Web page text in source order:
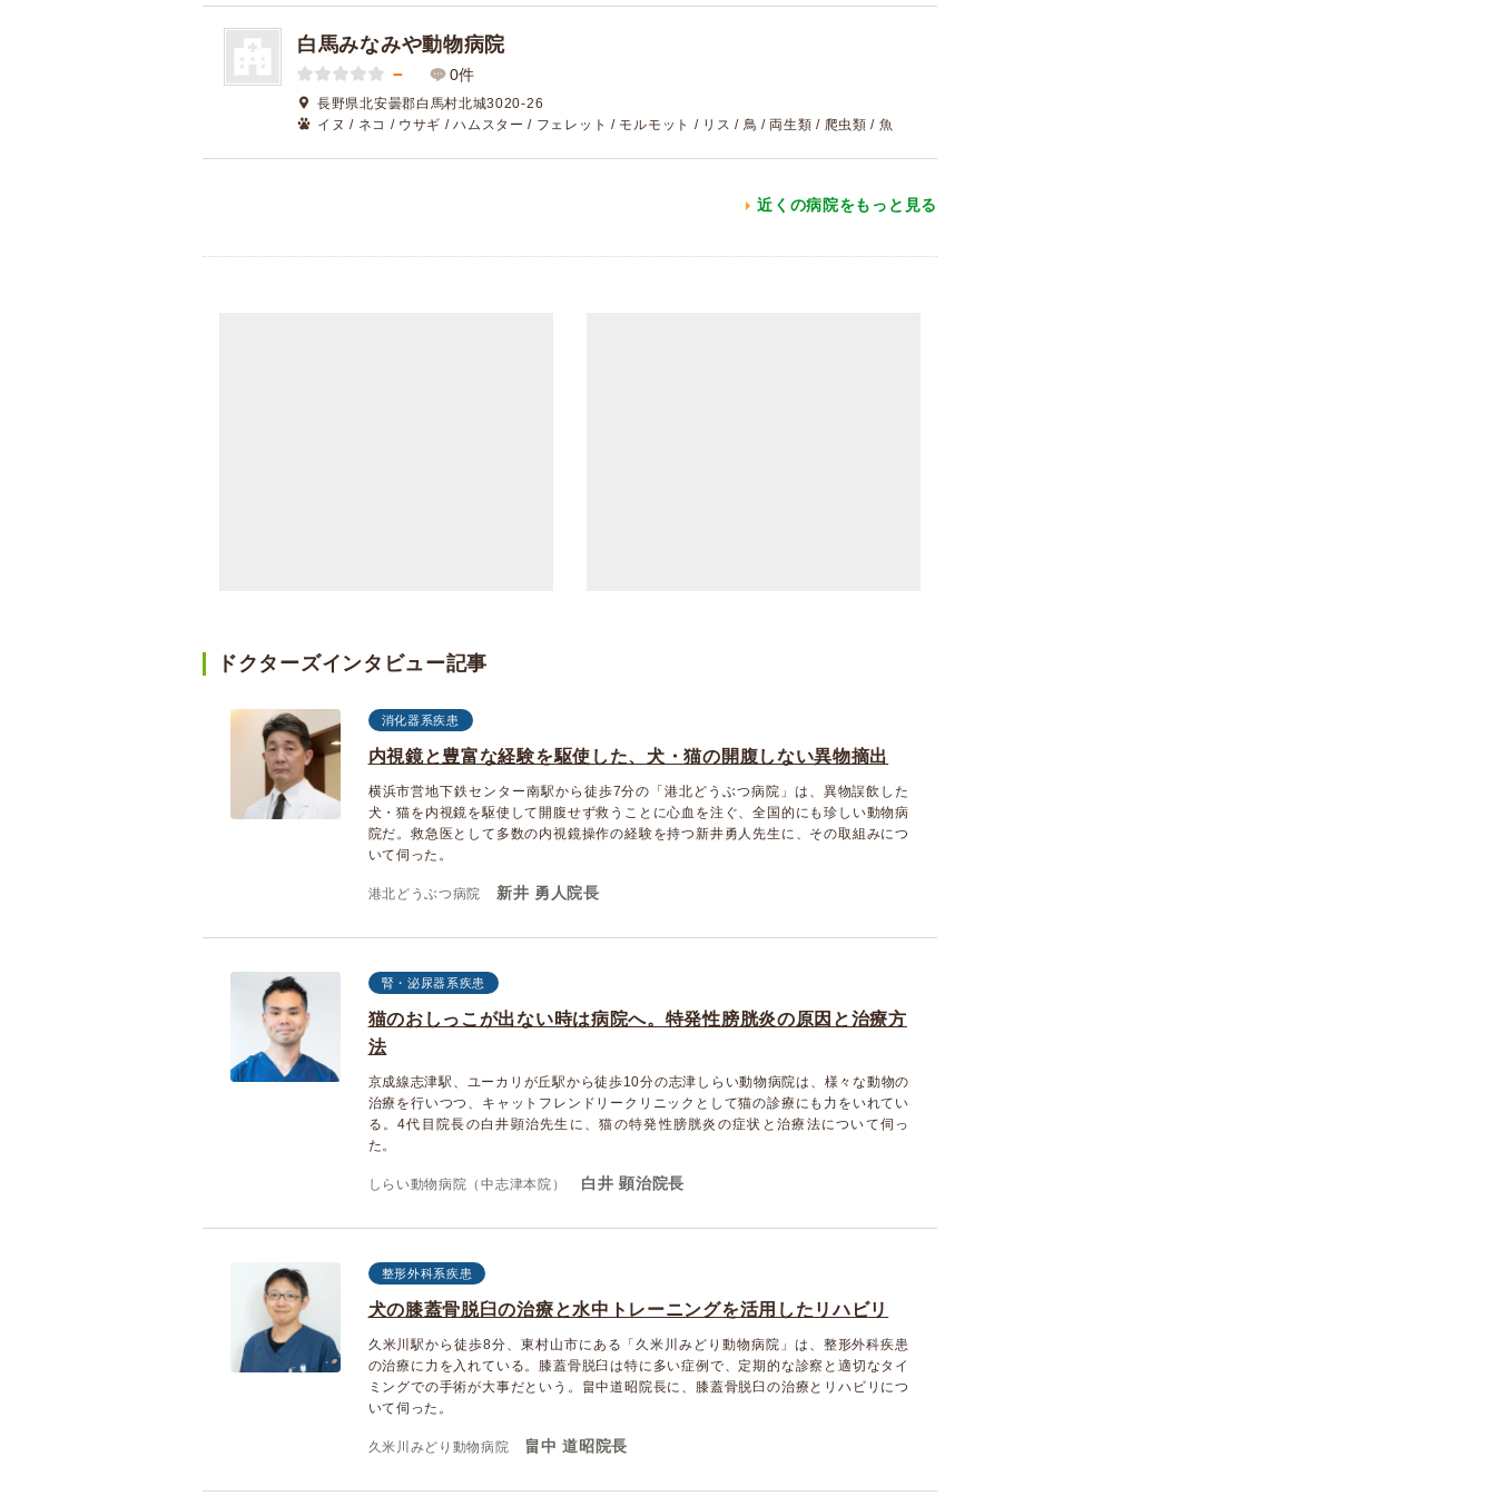
白馬みなみや動物病院
－ 0件
長野県北安曇郡白馬村北城3020-26
イヌ / ネコ / ウサギ / ハムスター / フェレット / モルモット / リス / 鳥 / 両生類 / 爬虫類 / 魚
近くの病院をもっと見る
ドクターズインタビュー記事
消化器系疾患
内視鏡と豊富な経験を駆使した、犬・猫の開腹しない異物摘出
横浜市営地下鉄センター南駅から徒歩7分の「港北どうぶつ病院」は、異物誤飲した
犬・猫を内視鏡を駆使して開腹せず救うことに心血を注ぐ、全国的にも珍しい動物病
院だ。救急医として多数の内視鏡操作の経験を持つ新井勇人先生に、その取組みにつ
いて伺った。
港北どうぶつ病院 新井 勇人院長
腎・泌尿器系疾患
猫のおしっこが出ない時は病院へ。特発性膀胱炎の原因と治療方
法
京成線志津駅、ユーカリが丘駅から徒歩10分の志津しらい動物病院は、様々な動物の
治療を行いつつ、キャットフレンドリークリニックとして猫の診療にも力をいれてい
る。4代目院長の白井顕治先生に、猫の特発性膀胱炎の症状と治療法について伺っ
た。
しらい動物病院（中志津本院） 白井 顕治院長
整形外科系疾患
犬の膝蓋骨脱臼の治療と水中トレーニングを活用したリハビリ
久米川駅から徒歩8分、東村山市にある「久米川みどり動物病院」は、整形外科疾患
の治療に力を入れている。膝蓋骨脱臼は特に多い症例で、定期的な診察と適切なタイ
ミングでの手術が大事だという。畠中道昭院長に、膝蓋骨脱臼の治療とリハビリにつ
いて伺った。
久米川みどり動物病院 畠中 道昭院長